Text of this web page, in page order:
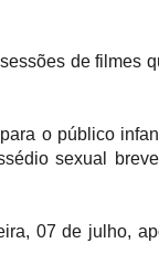
de filmes
o público
sexual
07 de julho,